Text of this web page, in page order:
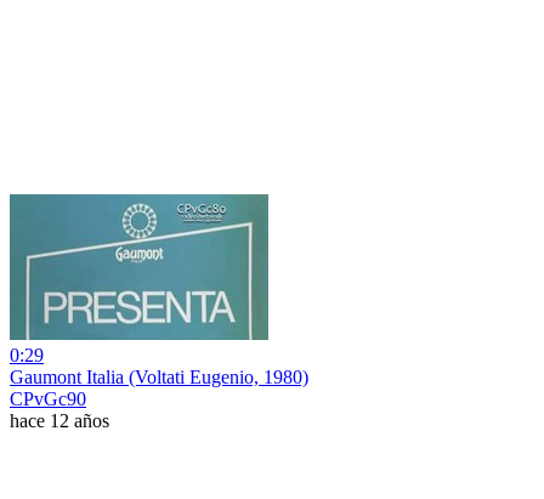
0:29
Gaumont Italia (Voltati Eugenio, 1980)
CPvGc90
hace 12 años